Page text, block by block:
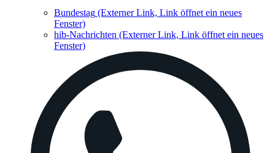
Bundestag (Externer Link, Link öffnet ein neues
Fenster)
hib-Nachrichten (Externer Link, Link öffnet ein neues
Fenster)